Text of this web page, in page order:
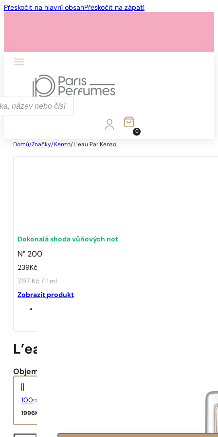
Přeskočit na hlavní obsahPřeskočit na zápatí
0
Domů/Značky/ Kenzo/ L’eau Par Kenzo
Dokonalá shoda vůňových not
N° 200
239 Kč
7,97 Kč / 1 ml
Zobrazit produkt
L’eau Par Kenzo
Objem:
100ml
1996 Kč